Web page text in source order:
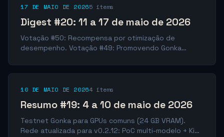
Proposta de atualização: v0.2.13. Votação #51: Apoio
17 DE MAIO DE 20265 items
Digest #20: 11 a 17 de maio de 2026
Votação #50: Recompensa por otimização de
desempenho. Votação #49: Promovendo Gonka
Reduzindo o limite de participação direta para 10%.
desempenho rejeitada. Votação #46: Pagamento de
10 DE MAIO DE 20264 items
Resumo #19: 4 a 10 de maio de 2026
Testnet Gonka para GPUs comuns (24 GB VRAM).
Rede atualizada para v0.2.12: PoC multi-modelo + Kimi